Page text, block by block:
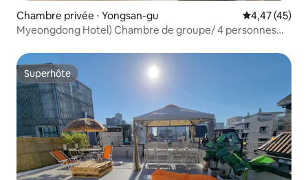
Chambre privée ⋅ Yongsan-gu Évaluation
4,47 (45)
Myeongdong Hotel) Chambre de groupe/ 4 personnes
Superhôte
Superhôte